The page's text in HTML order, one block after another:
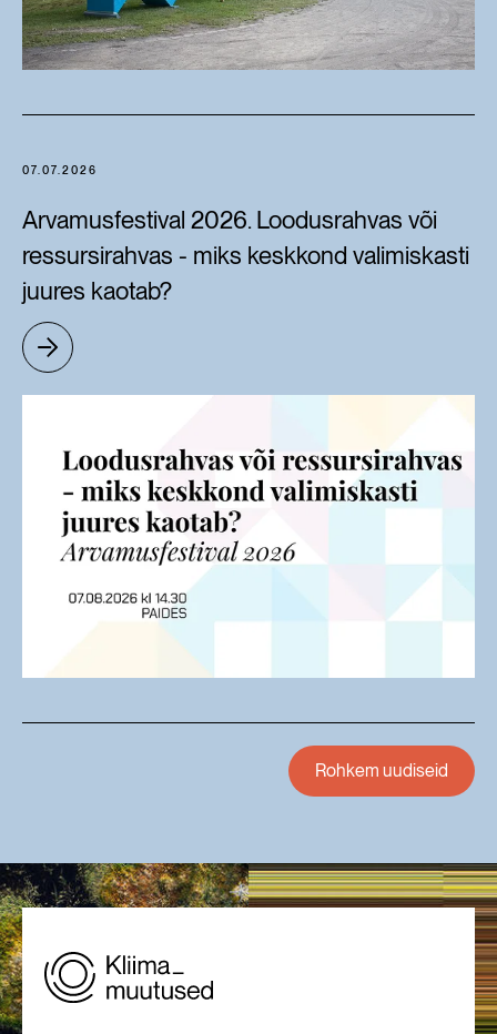
07.07.2026
Arvamusfestival 2026. Loodusrahvas või
ressursirahvas - miks keskkond valimiskasti
juures kaotab?
Rohkem uudiseid